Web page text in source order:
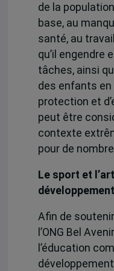
de la
base, au
santé, au
qu’il engendre
tâches, ainsi
des enfants
protection et
peut être
contexte
pour de
Le sport et
Afin de
l’ONG Bel
l’éducation